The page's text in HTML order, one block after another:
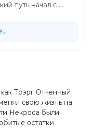
Трэрг Огненный
свою жизнь на
Некроса были
остатки
путь начал с ...